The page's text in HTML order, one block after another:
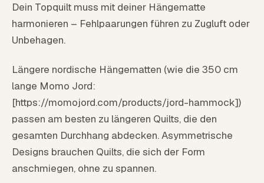
Dein Topquilt muss mit deiner Hängematte
harmonieren – Fehlpaarungen führen zu Zugluft oder
Unbehagen.
Längere nordische Hängematten (wie die 350 cm
lange Momo Jord:
[https://momojord.com/products/jord-hammock])
passen am besten zu längeren Quilts, die den
gesamten Durchhang abdecken. Asymmetrische
Designs brauchen Quilts, die sich der Form
anschmiegen, ohne zu spannen.